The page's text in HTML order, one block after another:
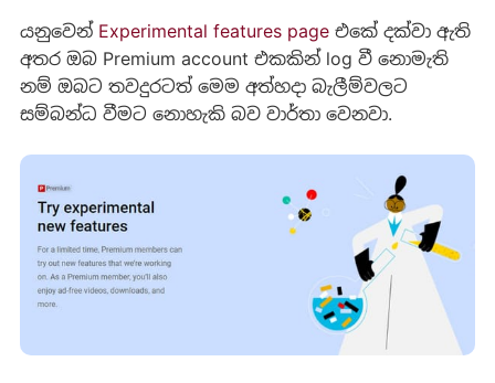
යනුවෙන් Experimental features pageඑකේ දක්වා ඇති
අතර ඔබ Premium account එකකින් log වී නොමැති
නම් ඔබට තවදුරටත් මෙම අත්හදා බැලීම්වලට
සම්බන්ධ වීමට නොහැකි බව වාර්තා වෙනවා.